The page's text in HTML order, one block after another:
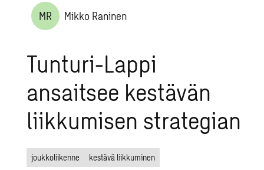
MR Mikko Raninen
Tunturi-Lappi
ansaitsee kestävän
liikkumisen strategian
joukkoliikenne kestävä liikkuminen